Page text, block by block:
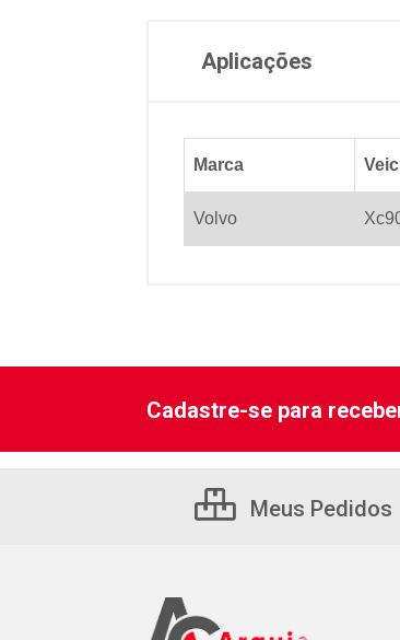
Aplicações
Marca
Volvo
Cadastre-se para
Meus Pedidos